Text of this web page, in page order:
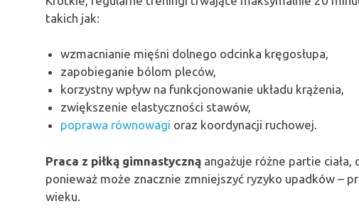
takich jak:
wzmacnianie mięśni dolnego odcinka kręgosłupa,
zapobieganie bólom pleców,
korzystny wpływ na funkcjonowanie układu krążenia,
zwiększenie elastyczności stawów,
poprawa równowagi oraz koordynacji ruchowej.
Praca z piłką gimnastyczną angażuje różne partie
ponieważ może znacznie zmniejszyć ryzyko upadków –
wieku.